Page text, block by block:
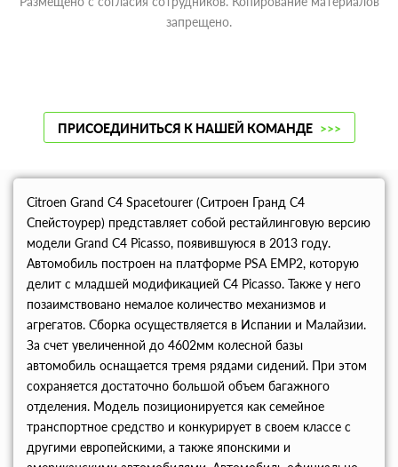
запрещено.
ПРИСОЕДИНИТЬСЯ К НАШЕЙ КОМАНДЕ >>>
Citroen Grand C4 Spacetourer (Ситроен Гранд С4
Спейстоурер) представляет собой рестайлинговую версию
модели Grand C4 Picasso, появившуюся в 2013 году.
Автомобиль построен на платформе PSA EMP2, которую
делит с младшей модификацией C4 Picasso. Также у него
позаимствовано немалое количество механизмов и
агрегатов. Сборка осуществляется в Испании и Малайзии.
За счет увеличенной до 4602мм колесной базы
автомобиль оснащается тремя рядами сидений. При этом
сохраняется достаточно большой объем багажного
отделения. Модель позиционируется как семейное
транспортное средство и конкурирует в своем классе с
другими европейскими, а также японскими и